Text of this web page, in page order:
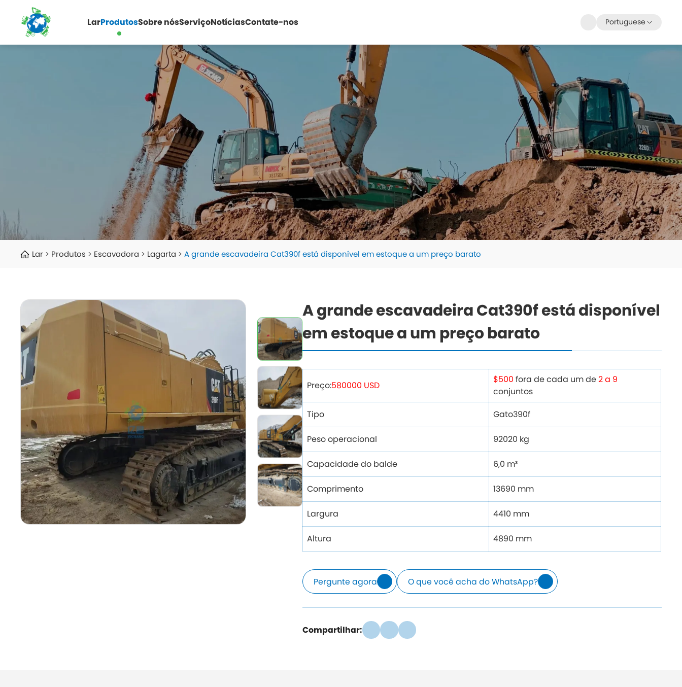
LarProdutosSobre nósServiçoNotíciasContate-nos Portuguese
Lar Produtos Escavadora Lagarta A grande escavadeira Cat390f está disponível em estoque a um preço barato
A grande escavadeira Cat390f está disponível
em estoque a um preço barato
Preço:580000 USD
$500 fora de cada um de2 a 9
conjuntos
Tipo
Gato390f
Peso operacional 92020 kg
Capacidade do balde 6,0 m³
Comprimento 13690 mm
Largura 4410 mm
Altura 4890 mm
Pergunte agora O que você acha do WhatsApp?
Compartilhar: